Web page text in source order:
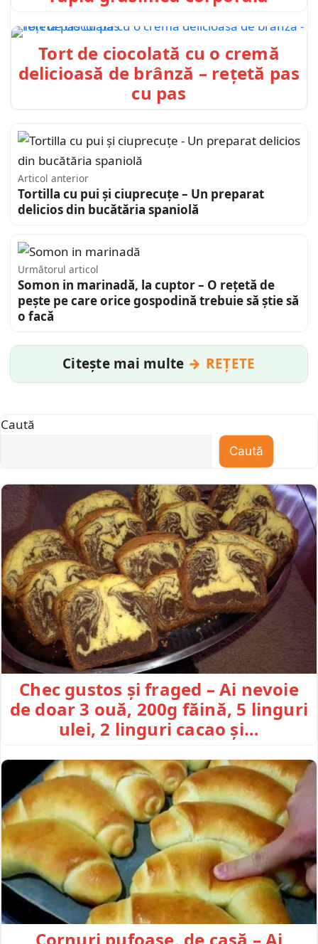
Tort de ciocolată cu o cremă
delicioasă de brânză – rețetă pas
cu pas
Articol anterior
Tortilla cu pui și ciuprecuțe – Un preparat
delicios din bucătăria spaniolă
Următorul articol
Somon in marinadă, la cuptor – O rețetă de
pește pe care orice gospodină trebuie să știe să
o facă
Citește mai multe REȚETE
Caută
Caută
Chec gustos și fraged – Ai nevoie
de doar 3 ouă, 200g făină, 5 linguri
ulei, 2 linguri cacao și…